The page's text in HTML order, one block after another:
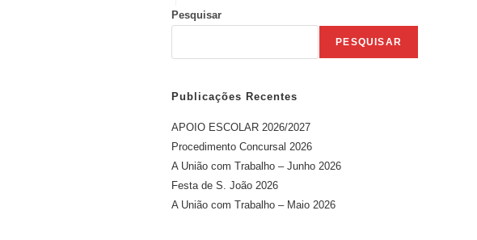
Pesquisar
PESQUISAR
Publicações Recentes
APOIO ESCOLAR 2026/2027
Procedimento Concursal 2026
A União com Trabalho – Junho 2026
Festa de S. João 2026
A União com Trabalho – Maio 2026